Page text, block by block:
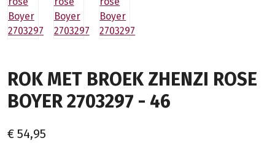
ROK MET BROEK ZHENZI ROSE
BOYER 2703297 - 46
€ 54,95